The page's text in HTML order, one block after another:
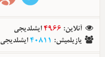
آنلاین:
4966ایشلدیجی
یازیلمیش:
40811ایشلدیجی